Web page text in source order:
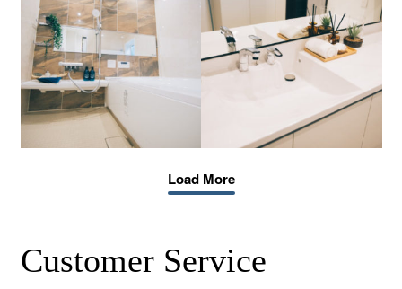
Load More
Customer Service